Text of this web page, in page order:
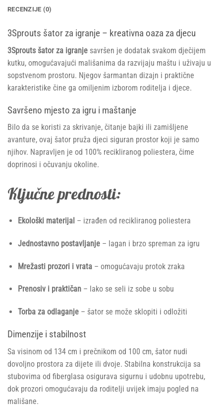
RECENZIJE (0)
3Sprouts šator za igranje – kreativna oaza za djecu
3Sprouts šator za igranje savršen je dodatak svakom dječijem
kutku, omogućavajući mališanima da razvijaju maštu i uživaju u
sopstvenom prostoru. Njegov šarmantan dizajn i praktične
karakteristike čine ga omiljenim izborom roditelja i djece.
Savršeno mjesto za igru i maštanje
Bilo da se koristi za skrivanje, čitanje bajki ili zamišljene
avanture, ovaj šator pruža djeci siguran prostor koji je samo
njihov. Napravljen je od 100% recikliranog poliestera, čime
doprinosi i očuvanju okoline.
Ključne prednosti:
Ekološki materijal – izrađen od recikliranog poliestera
Jednostavno postavljanje– lagan i brzo spreman za igru
Mrežasti prozori i vrata– omogućavaju protok zraka
Prenosiv i praktičan– lako se seli iz sobe u sobu
Torba za odlaganje– šator se može sklopiti i odložiti
Dimenzije i stabilnost
Sa visinom od 134 cm i prečnikom od 100 cm, šator nudi
dovoljno prostora za dijete ili dvoje. Stabilna konstrukcija sa
stubovima od fiberglasa osigurava sigurnu i udobnu upotrebu,
dok prozori omogućavaju da roditelji uvijek imaju pogled na
mališane.